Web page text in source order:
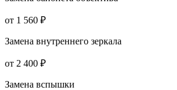
от 1 560 ₽
Замена внутреннего зеркала
от 2 400 ₽
Замена вспышки